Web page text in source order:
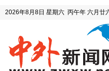
2026年8月8日 星期六 丙午年 六月廿